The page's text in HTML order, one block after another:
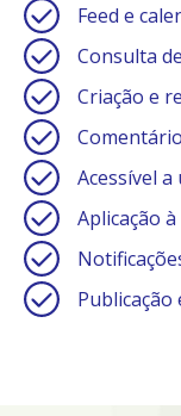
Feed e
Consulta
Criação e
Acessível
Aplicação
Publicação